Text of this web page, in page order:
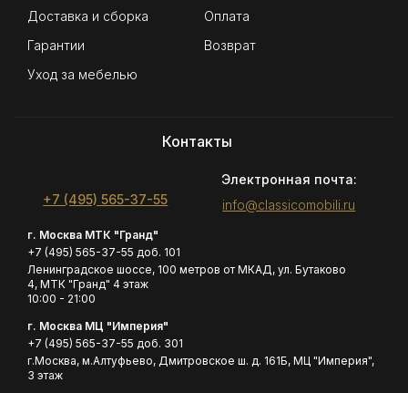
Доставка и сборка
Оплата
Гарантии
Возврат
Уход за мебелью
Контакты
+7 (495) 565-37-55
Электронная почта:
info@classicomobili.ru
г. Москва МТК "Гранд"
+7 (495) 565-37-55 доб. 101
Ленинградское шоссе, 100 метров от МКАД, ул. Бутаково
4, МТК "Гранд" 4 этаж
10:00 - 21:00
г. Москва МЦ "Империя"
+7 (495) 565-37-55 доб. 301
г.Москва, м.Алтуфьево, Дмитровское ш. д. 161Б, МЦ "Империя",
3 этаж